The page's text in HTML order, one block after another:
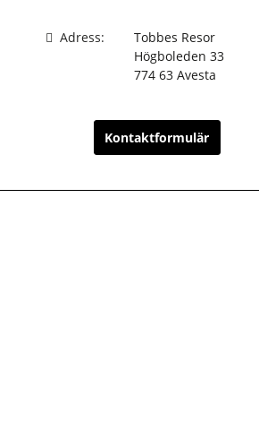
Adress:
Tobbes Resor
Högboleden 33
774 63 Avesta
Kontaktformulär